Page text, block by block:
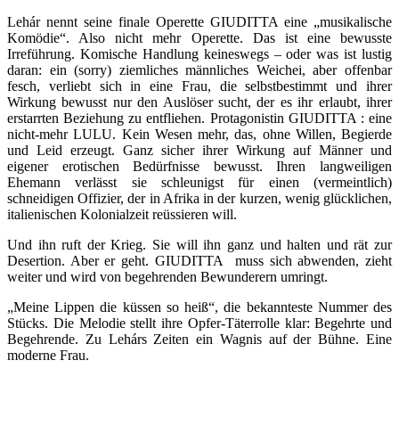
Lehár nennt seine finale Operette GIUDITTA eine „musikalische
Komödie“. Also nicht mehr Operette. Das ist eine bewusste
Irreführung. Komische Handlung keineswegs – oder was ist lustig
daran: ein (sorry) ziemliches männliches Weichei, aber offenbar
fesch, verliebt sich in eine Frau, die selbstbestimmt und ihrer
Wirkung bewusst nur den Auslöser sucht, der es ihr erlaubt, ihrer
erstarrten Beziehung zu entfliehen. Protagonistin GIUDITTA : eine
nicht-mehr LULU. Kein Wesen mehr, das, ohne Willen, Begierde
und Leid erzeugt. Ganz sicher ihrer Wirkung auf Männer und
eigener erotischen Bedürfnisse bewusst. Ihren langweiligen
Ehemann verlässt sie schleunigst für einen (vermeintlich)
schneidigen Offizier, der in Afrika in der kurzen, wenig glücklichen,
italienischen Kolonialzeit reüssieren will.
Und ihn ruft der Krieg. Sie will ihn ganz und halten und rät zur
Desertion. Aber er geht. GIUDITTA muss sich abwenden, zieht
weiter und wird von begehrenden Bewunderern umringt.
„Meine Lippen die küssen so heiß“, die bekannteste Nummer des
Stücks. Die Melodie stellt ihre Opfer-Täterrolle klar: Begehrte und
Begehrende. Zu Lehárs Zeiten ein Wagnis auf der Bühne. Eine
moderne Frau.